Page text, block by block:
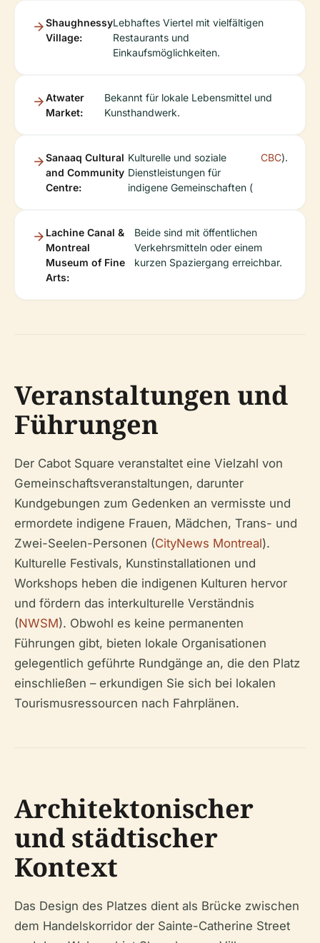
Shaughnessy
Village:
Lebhaftes Viertel mit vielfältigen
Restaurants und
Einkaufsmöglichkeiten.
Atwater
Market:
Bekannt für lokale Lebensmittel und
Kunsthandwerk.
Sanaaq Cultural
and Community
Centre:
Kulturelle und soziale
Dienstleistungen für
indigene Gemeinschaften (
CBC).
Lachine Canal &
Montreal
Museum of Fine
Arts:
Beide sind mit öffentlichen
Verkehrsmitteln oder einem
kurzen Spaziergang erreichbar.
Veranstaltungen und
Führungen
Der Cabot Square veranstaltet eine Vielzahl von
Gemeinschaftsveranstaltungen, darunter
Kundgebungen zum Gedenken an vermisste und
ermordete indigene Frauen, Mädchen, Trans- und
Zwei-Seelen-Personen (CityNews Montreal).
Kulturelle Festivals, Kunstinstallationen und
Workshops heben die indigenen Kulturen hervor
und fördern das interkulturelle Verständnis
(NWSM). Obwohl es keine permanenten
Führungen gibt, bieten lokale Organisationen
gelegentlich geführte Rundgänge an, die den Platz
einschließen – erkundigen Sie sich bei lokalen
Tourismusressourcen nach Fahrplänen.
Architektonischer
und städtischer
Kontext
Das Design des Platzes dient als Brücke zwischen
dem Handelskorridor der Sainte-Catherine Street